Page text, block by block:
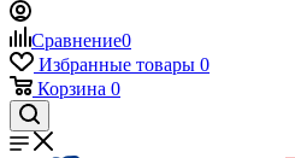
Сравнение0
Избранные товары 0
Корзина 0